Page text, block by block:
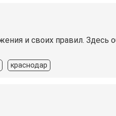
и своих правил.
краснодар